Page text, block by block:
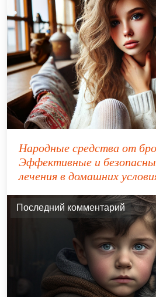
Народные средства от
Эффективные и
лечения в домашних
Последний комментарий